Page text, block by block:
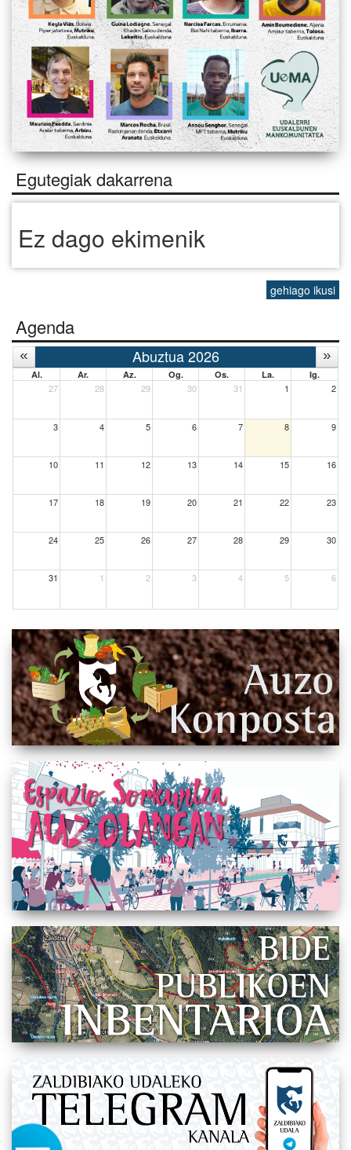
Egutegiak dakarrena
Ez dago ekimenik
gehiago ikusi
Agenda
Abuztua 2026
Al. Ar. Az. Og. Os. La. Ig.
27 28 29 30 31 1 2
3 4 5 6 7 8 9
10 11 12 13 14 15 16
17 18 19 20 21 22 23
24 25 26 27 28 29 30
31 1 2 3 4 5 6